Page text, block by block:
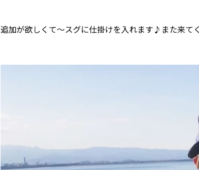
追加が欲しくて〜スグに仕掛けを入れます♪また来て